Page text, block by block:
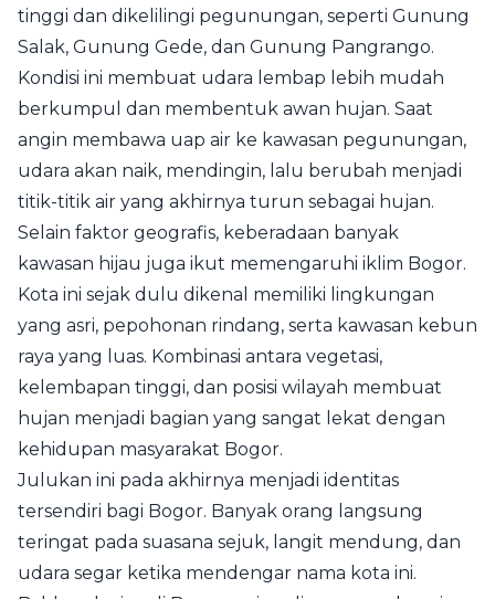
tinggi dan dikelilingi pegunungan, seperti Gunung
Salak, Gunung Gede, dan Gunung Pangrango.
Kondisi ini membuat udara lembap lebih mudah
berkumpul dan membentuk awan hujan. Saat
angin membawa uap air ke kawasan pegunungan,
udara akan naik, mendingin, lalu berubah menjadi
titik-titik air yang akhirnya turun sebagai hujan.
Selain faktor geografis, keberadaan banyak
kawasan hijau juga ikut memengaruhi iklim Bogor.
Kota ini sejak dulu dikenal memiliki lingkungan
yang asri, pepohonan rindang, serta kawasan kebun
raya yang luas. Kombinasi antara vegetasi,
kelembapan tinggi, dan posisi wilayah membuat
hujan menjadi bagian yang sangat lekat dengan
kehidupan masyarakat Bogor.
Julukan ini pada akhirnya menjadi identitas
tersendiri bagi Bogor. Banyak orang langsung
teringat pada suasana sejuk, langit mendung, dan
udara segar ketika mendengar nama kota ini.